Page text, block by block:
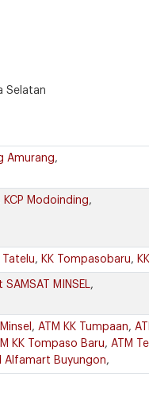
Selatan
Amurang,
KCP Modoinding,
Tatelu, KK Tompasobaru,
MINSEL,
, ATM KK Tumpaan,
KK Tompaso Baru, ATM
Alfamart Buyungon,